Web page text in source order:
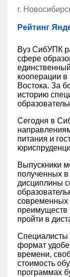
г.
Рейтинг
Вуз СибУПК
сфере
кооперации
Востока. За
историю
Сегодня в
питания и
Выпускники
полученных
дисциплины
современных
пройти в
Специалисты
формат
времени,
стоимость
программах